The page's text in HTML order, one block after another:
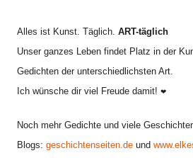
Alles ist Kunst. Täglich. ART-täglich
Unser ganzes Leben findet Platz in der
Gedichten der unterschiedlichsten Art.
Ich wünsche dir viel Freude damit! ❤
Noch mehr Gedichte und viele
Blogs: geschichtenseiten.de und